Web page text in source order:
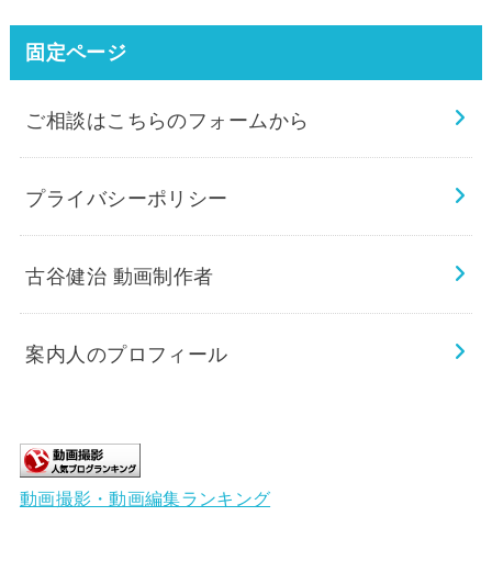
固定ページ
ご相談はこちらのフォームから
プライバシーポリシー
古谷健治 動画制作者
案内人のプロフィール
動画撮影・動画編集ランキング